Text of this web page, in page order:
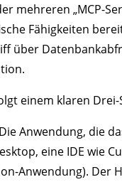
mehreren „MCP-
Fähigkeiten
über
einem klaren
Die Anwendung, die
eine IDE wie
Anwendung). Der